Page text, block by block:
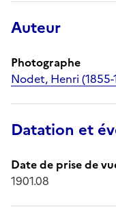
Auteur
Photographe
Nodet, Henri (1855-
Datation et
Date de prise de
1901.08